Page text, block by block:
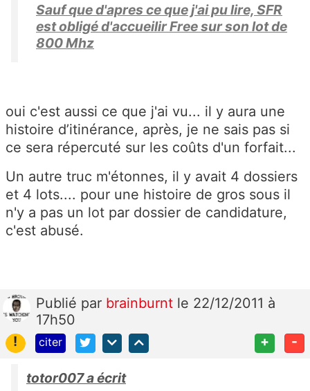
Sauf que d'apres ce que j'ai pu lire, SFR
est obligé d'accueilir Free sur son lot de
800 Mhz
oui c'est aussi ce que j'ai vu... il y aura une
histoire d’itinérance, après, je ne sais pas si
ce sera répercuté sur les coûts d'un forfait...
Un autre truc m'étonnes, il y avait 4 dossiers
et 4 lots.... pour une histoire de gros sous il
n'y a pas un lot par dossier de candidature,
c'est abusé.
Publié par brainburnt le 22/12/2011 à
17h50
!
citer + -
totor007 a écrit